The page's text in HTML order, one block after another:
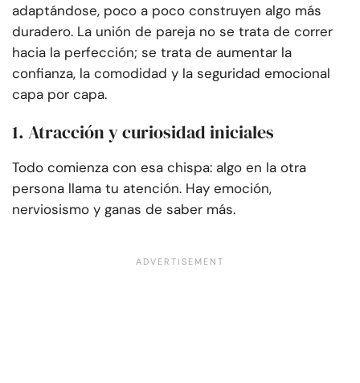
adaptándose, poco a poco construyen algo más
duradero. La unión de pareja no se trata de correr
hacia la perfección; se trata de aumentar la
confianza, la comodidad y la seguridad emocional
capa por capa.
1. Atracción y curiosidad iniciales
Todo comienza con esa chispa: algo en la otra
persona llama tu atención. Hay emoción,
nerviosismo y ganas de saber más.